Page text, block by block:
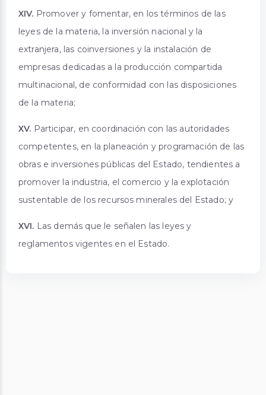
XIV. Promover y fomentar, en los términos de las
leyes de la materia, la inversión nacional y la
extranjera, las coinversiones y la instalación de
empresas dedicadas a la producción compartida
multinacional, de conformidad con las disposiciones
de la materia;
XV. Participar, en coordinación con las autoridades
competentes, en la planeación y programación de las
obras e inversiones públicas del Estado, tendientes a
promover la industria, el comercio y la explotación
sustentable de los recursos minerales del Estado; y
XVI. Las demás que le señalen las leyes y
reglamentos vigentes en el Estado.